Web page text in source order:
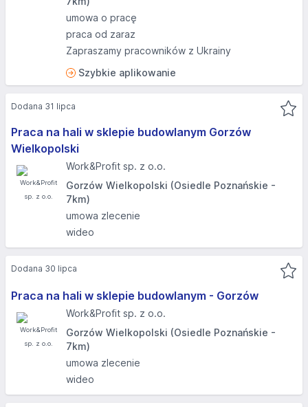
umowa o pracę
praca od zaraz
Zapraszamy pracowników z Ukrainy
Szybkie aplikowanie
Praca na hali w sklepie budowlanym Gorzów
Wielkopolski
Work&Profit sp. z o.o.
Gorzów Wielkopolski (Osiedle Poznańskie -
7km)
umowa zlecenie
wideo
Dodana 31 lipca
Praca na hali w sklepie budowlanym - Gorzów
Work&Profit sp. z o.o.
Gorzów Wielkopolski (Osiedle Poznańskie -
7km)
umowa zlecenie
wideo
Dodana 30 lipca